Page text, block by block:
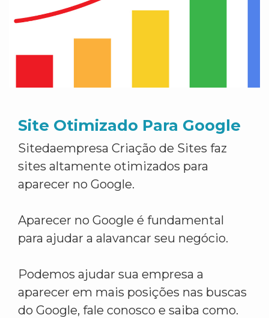
Site Otimizado Para Google
Sitedaempresa Criação de Sites faz
sites altamente otimizados para
aparecer no Google.
Aparecer no Google é fundamental
para ajudar a alavancar seu negócio.
Podemos ajudar sua empresa a
aparecer em mais posições nas buscas
do Google, fale conosco e saiba como.